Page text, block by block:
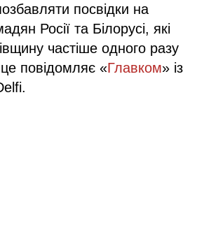
посвідки на
Росії та Білорусі, які
частіше одного разу
повідомляє «Главком» із